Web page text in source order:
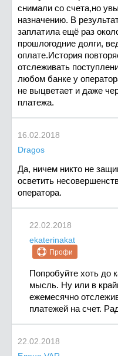
снимали со счета,но
назначению. В
заплатила ещё раз
прошлогодние долги,
оплате.История
отслеживать
любом банке у
не выцветает и даже
платежа.
16.02.2018
Dragos
Да, ничем никто не
осветить
оператора.
22.02.2018
ekaterinakat
Профи
Попробуйте хоть до
мысль. Ну или в
ежемесячно
платежей на счет.
22.02.2018